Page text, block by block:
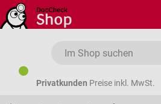
Zum Hauptinhalt springen
Privatkunden Preise inkl. MwSt.